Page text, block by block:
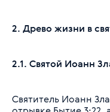
2. Древо жизни в
2.1. Святой Иоанн
Святитель Иоанн